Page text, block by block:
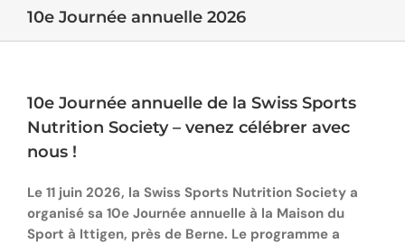
10e Journée annuelle 2026
10e Journée annuelle de la Swiss Sports
Nutrition Society – venez célébrer avec
nous !
Le 11 juin 2026, la Swiss Sports Nutrition Society a
organisé sa 10e Journée annuelle à la Maison du
Sport à Ittigen, près de Berne. Le programme a